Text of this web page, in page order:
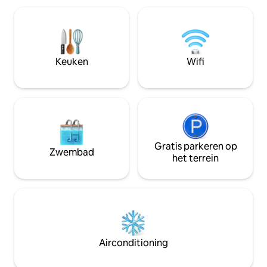
winkels,
parkeren kan op
woning.
van Glyfoneri
Keuken Wifi
Zwembad
Gratis parkeren op
het terrein
Airconditioning